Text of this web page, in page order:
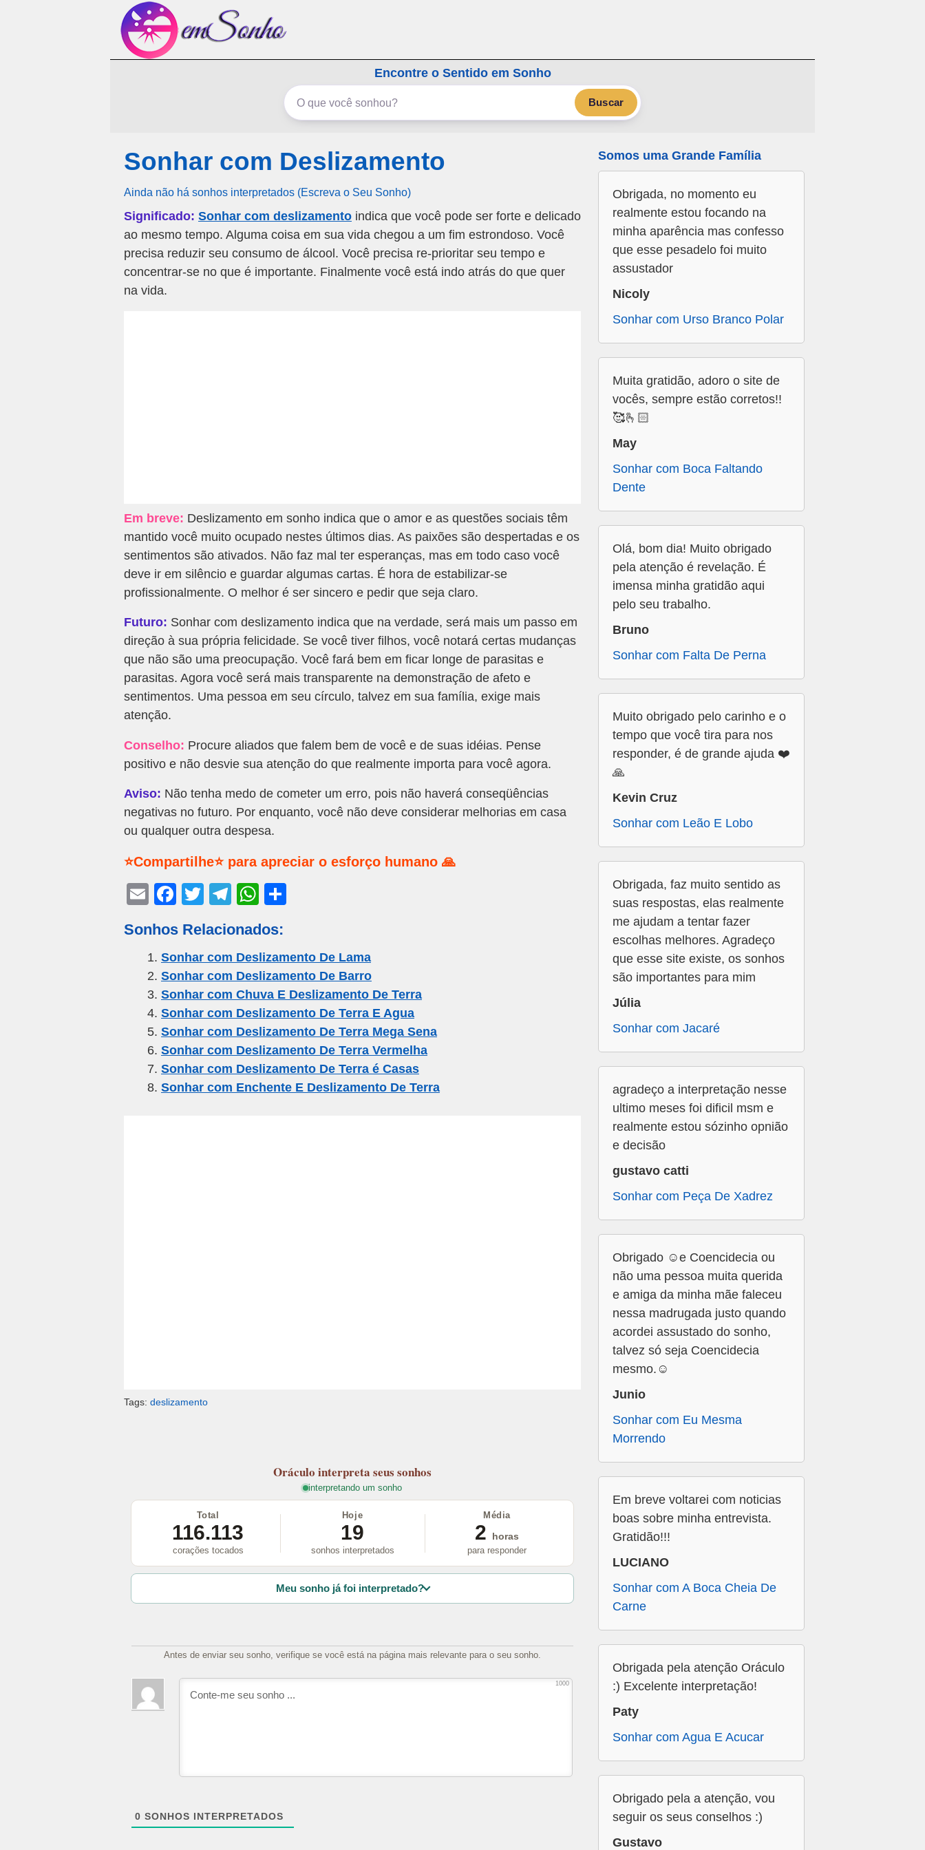
Encontre o Sentido em Sonho
Buscar
Sonhar com Deslizamento
Ainda não há sonhos interpretados (Escreva o Seu Sonho)
Significado: Sonhar com deslizamento indica que você pode ser forte e delicado
ao mesmo tempo. Alguma coisa em sua vida chegou a um fim estrondoso. Você
precisa reduzir seu consumo de álcool. Você precisa re-prioritar seu tempo e
concentrar-se no que é importante. Finalmente você está indo atrás do que quer
na vida.
Em breve: Deslizamento em sonho indica que o amor e as questões sociais têm
mantido você muito ocupado nestes últimos dias. As paixões são despertadas e os
sentimentos são ativados. Não faz mal ter esperanças, mas em todo caso você
deve ir em silêncio e guardar algumas cartas. É hora de estabilizar-se
profissionalmente. O melhor é ser sincero e pedir que seja claro.
Futuro: Sonhar com deslizamento indica que na verdade, será mais um passo em
direção à sua própria felicidade. Se você tiver filhos, você notará certas mudanças
que não são uma preocupação. Você fará bem em ficar longe de parasitas e
parasitas. Agora você será mais transparente na demonstração de afeto e
sentimentos. Uma pessoa em seu círculo, talvez em sua família, exige mais
atenção.
Conselho: Procure aliados que falem bem de você e de suas idéias. Pense
positivo e não desvie sua atenção do que realmente importa para você agora.
Aviso: Não tenha medo de cometer um erro, pois não haverá conseqüências
negativas no futuro. Por enquanto, você não deve considerar melhorias em casa
ou qualquer outra despesa.
⭐Compartilhe⭐ para apreciar o esforço humano 🙏
E
ail
F
c
e
b
o
o
k
T
tt
er
T
e
gr
a
m
W
at
s
A
p
p
e
Sonhos Relacionados:
Sonhar com Deslizamento De Lama
Sonhar com Deslizamento De Barro
Sonhar com Chuva E Deslizamento De Terra
Sonhar com Deslizamento De Terra E Agua
Sonhar com Deslizamento De Terra Mega Sena
Sonhar com Deslizamento De Terra Vermelha
Sonhar com Deslizamento De Terra é Casas
Sonhar com Enchente E Deslizamento De Terra
Tags: deslizamento
Oráculo interpreta seus sonhos
interpretando um sonho
Total
116.113
corações tocados
Hoje
19
sonhos interpretados
Média
2
horas
para responder
Meu sonho já foi interpretado?
Antes de enviar seu sonho, verifique se você está na página mais relevante para o seu sonho.
1000
0 SONHOS INTERPRETADOS
Somos uma Grande Família
Obrigada, no momento eu
realmente estou focando na
minha aparência mas confesso
que esse pesadelo foi muito
assustador
Nicoly
Sonhar com Urso Branco Polar
Muita gratidão, adoro o site de
vocês, sempre estão corretos!!
🥰🫰🏻
May
Sonhar com Boca Faltando
Dente
Olá, bom dia! Muito obrigado
pela atenção é revelação. É
imensa minha gratidão aqui
pelo seu trabalho.
Bruno
Sonhar com Falta De Perna
Muito obrigado pelo carinho e o
tempo que você tira para nos
responder, é de grande ajuda ❤️
🙏
Kevin Cruz
Sonhar com Leão E Lobo
Obrigada, faz muito sentido as
suas respostas, elas realmente
me ajudam a tentar fazer
escolhas melhores. Agradeço
que esse site existe, os sonhos
são importantes para mim
Júlia
Sonhar com Jacaré
agradeço a interpretação nesse
ultimo meses foi dificil msm e
realmente estou sózinho opnião
e decisão
gustavo catti
Sonhar com Peça De Xadrez
Obrigado ☺️e Coencidecia ou
não uma pessoa muita querida
e amiga da minha mãe faleceu
nessa madrugada justo quando
acordei assustado do sonho,
talvez só seja Coencidecia
mesmo.☺️
Junio
Sonhar com Eu Mesma
Morrendo
Em breve voltarei com noticias
boas sobre minha entrevista.
Gratidão!!!
LUCIANO
Sonhar com A Boca Cheia De
Carne
Obrigada pela atenção Oráculo
:) Excelente interpretação!
Paty
Sonhar com Agua E Acucar
Obrigado pela a atenção, vou
seguir os seus conselhos :)
Gustavo